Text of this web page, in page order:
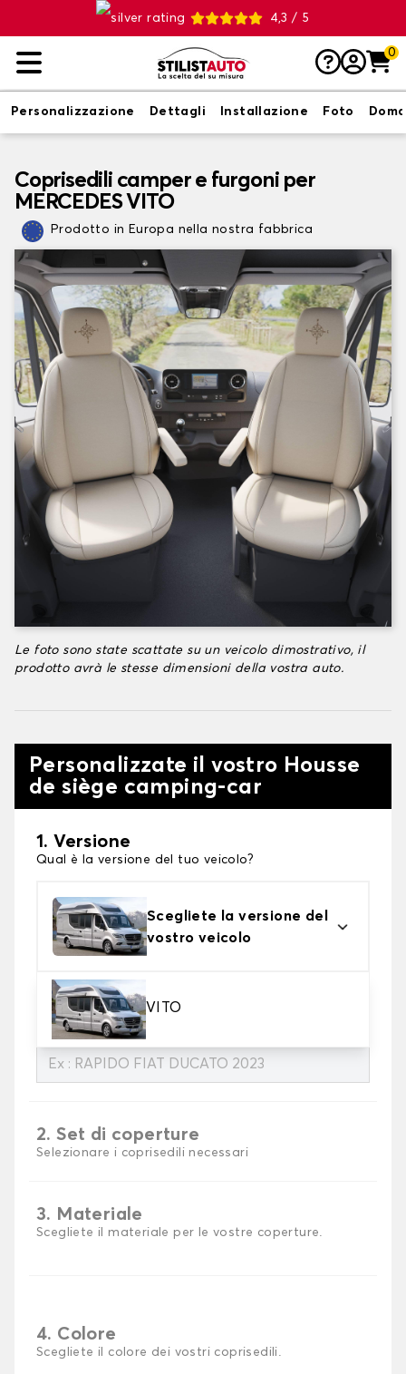
4,3 / 5
0
Personalizzazione Dettagli Installazione Foto
Coprisedili camper e furgoni per
MERCEDES VITO
Prodotto in Europa nella nostra fabbrica
Le foto sono state scattate su un veicolo dimostrativo, il
prodotto avrà le stesse dimensioni della vostra auto.
Personalizzate il vostro Housse
de siège camping-car
1. Versione
Qual è la versione del tuo veicolo?
Scegliete la versione del
vostro veicolo
VITO
Qui di seguito è possibile specificare la marca, il
vettore e l'anno di produzione :
2. Set di coperture
Selezionare i coprisedili necessari
3. Materiale
Scegliete il materiale per le vostre coperture.
4. Colore
Scegliete il colore dei vostri coprisedili.